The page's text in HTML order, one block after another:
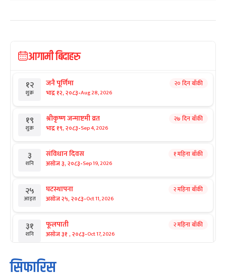
आगामी बिदाहरु
१२
शुक्र
जनै पूर्णिमा
भाद्र १२, २०८३-Aug 28, 2026
२० दिन बाँकी
१९
शुक्र
श्रीकृष्ण जन्माष्टमी व्रत
भाद्र १९, २०८३-Sep 4, 2026
२७ दिन बाँकी
३
शनि
संविधान दिवस
असोज ३, २०८३-Sep 19, 2026
१ महिना बाँकी
२५
आइत
घटस्थापना
असोज २५, २०८३-Oct 11, 2026
२ महिना बाँकी
३१
शनि
फूलपाती
असोज ३१ , २०८३-Oct 17, 2026
२ महिना बाँकी
१
आइत
कार्तिक सङ्क्रान्ति
कार्तिक १, २०८३
सिफारिस